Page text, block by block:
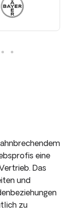
eine
Das
und
zu